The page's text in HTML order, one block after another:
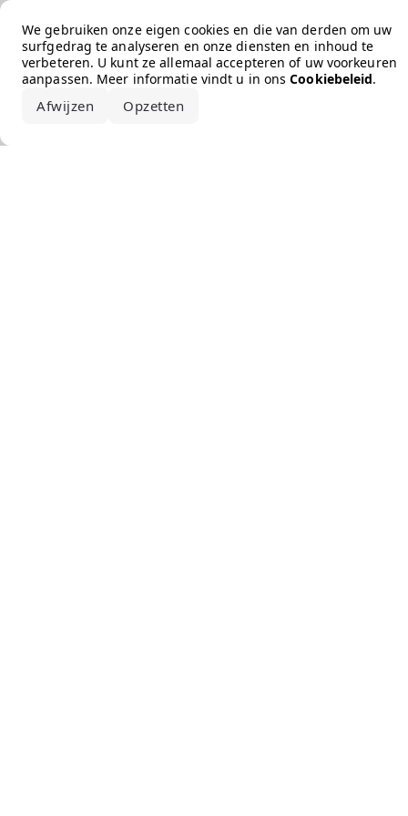
We gebruiken onze eigen cookies en die van derden om uw
surfgedrag te analyseren en onze diensten en inhoud te
verbeteren. U kunt ze allemaal accepteren of uw voorkeuren
aanpassen. Meer informatie vindt u in onsCookiebeleid.
Afwijzen Opzetten
Error loading the brand